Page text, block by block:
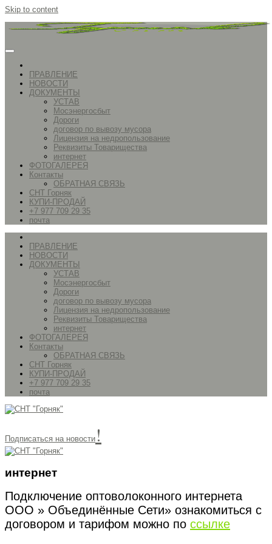
Skip to content
ПРАВЛЕНИЕ
НОВОСТИ
ДОКУМЕНТЫ
УСТАВ
Мосэнергосбыт
Дороги
договор по вывозу мусора
Лицензия на недропользование
Реквизиты Товарищества
интернет
ФОТОГАЛЕРЕЯ
Контакты
ОБРАТНАЯ СВЯЗЬ
СНТ Горняк
КУПИ-ПРОДАЙ
+7 977 709 29 35
почта
ПРАВЛЕНИЕ
НОВОСТИ
ДОКУМЕНТЫ
УСТАВ
Мосэнергосбыт
Дороги
договор по вывозу мусора
Лицензия на недропользование
Реквизиты Товарищества
интернет
ФОТОГАЛЕРЕЯ
Контакты
ОБРАТНАЯ СВЯЗЬ
СНТ Горняк
КУПИ-ПРОДАЙ
+7 977 709 29 35
почта
Подписаться на новости !
интернет
Подключение оптоволоконного интернета
ООО » Объединённые Сети» ознакомиться с
договором и тарифом можно по ссылке